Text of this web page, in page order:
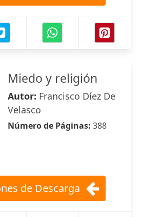
Miedo y religión
Autor: Francisco Díez De
Velasco
Número de Páginas: 388
de Descarga